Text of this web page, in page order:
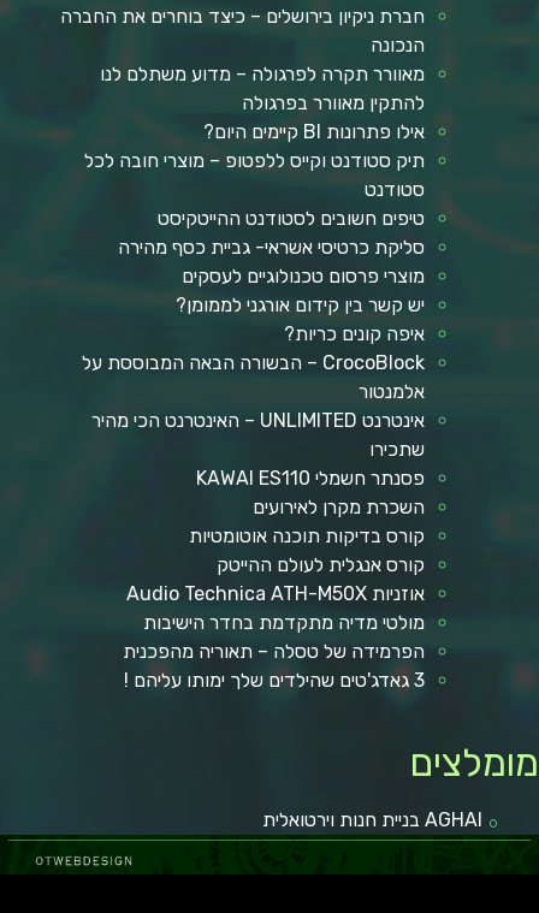
חברת ניקיון בירושלים – כיצד בוחרים את החברה
הנכונה
מאוורר תקרה לפרגולה – מדוע משתלם לנו
להתקין מאוורר בפרגולה
אילו פתרונות BI קיימים היום?
תיק סטודנט וקייס ללפטופ – מוצרי חובה לכל
סטודנט
טיפים חשובים לסטודנט ההייטקיסט
סליקת כרטיסי אשראי- גביית כסף מהירה
מוצרי פרסום טכנולוגיים לעסקים
יש קשר בין קידום אורגני לממומן?
איפה קונים כריות?
CrocoBlock – הבשורה הבאה המבוססת על
אלמנטור
אינטרנט UNLIMITED – האינטרנט הכי מהיר
שתכירו
פסנתר חשמלי KAWAI ES110
השכרת מקרן לאירועים
קורס בדיקות תוכנה אוטומטיות
קורס אנגלית לעולם ההייטק
אוזניות Audio Technica ATH-M50X
מולטי מדיה מתקדמת בחדר הישיבות
הפרמידה של טסלה – תאוריה מהפכנית
3 גאדג'טים שהילדים שלך ימותו עליהם !
AGHAI בניית חנות וירטואלית